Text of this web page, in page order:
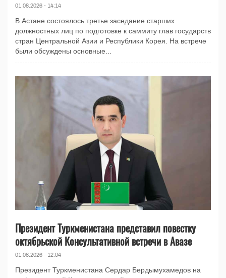
01.08.2026 - 14:14
В Астане состоялось третье заседание старших
должностных лиц по подготовке к саммиту глав государств
стран Центральной Азии и Республики Корея. На встрече
были обсуждены основные...
Президент Туркменистана представил повестку
октябрьской Консультативной встречи в Авазе
01.08.2026 - 12:04
Президент Туркменистана Сердар Бердымухамедов на